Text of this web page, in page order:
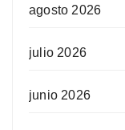
agosto 2026
julio 2026
junio 2026